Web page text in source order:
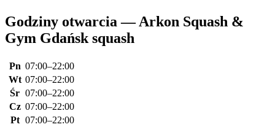
Godziny otwarcia — Arkon Squash &
Gym Gdańsk squash
Pn 07:00–22:00
Wt 07:00–22:00
Śr 07:00–22:00
Cz 07:00–22:00
Pt 07:00–22:00